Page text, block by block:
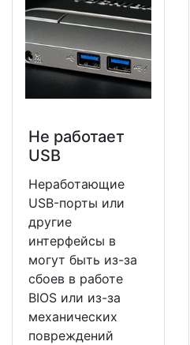
Не работает
USB
Неработающие
USB-порты или
другие
интерфейсы в
могут быть из-за
сбоев в работе
BIOS или из-за
механических
повреждений